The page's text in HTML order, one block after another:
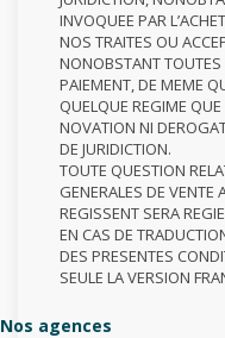
INVOQUEE PAR
NOS TRAITES OU
NONOBSTANT TOUTES
PAIEMENT, DE MEME
QUELQUE REGIME
NOVATION NI
DE JURIDICTION.
TOUTE QUESTION
GENERALES DE VENTE
REGISSENT SERA
EN CAS DE
DES PRESENTES
SEULE LA VERSION
Nos agences